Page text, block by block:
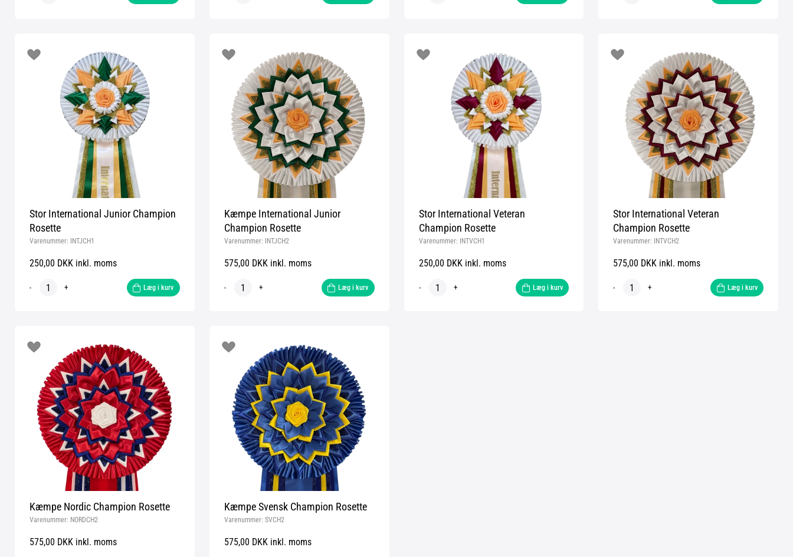
Stor International Junior Champion
Rosette
Varenummer: INTJCH1
250,00 DKK inkl. moms
- + Læg i kurv
Kæmpe International Junior
Champion Rosette
Varenummer: INTJCH2
575,00 DKK inkl. moms
- + Læg i kurv
Stor International Veteran
Champion Rosette
Varenummer: INTVCH1
250,00 DKK inkl. moms
- + Læg i kurv
Stor International Veteran
Champion Rosette
Varenummer: INTVCH2
575,00 DKK inkl. moms
- + Læg i kurv
Kæmpe Nordic Champion Rosette
Varenummer: NORDCH2
575,00 DKK inkl. moms
Kæmpe Svensk Champion Rosette
Varenummer: SVCH2
575,00 DKK inkl. moms